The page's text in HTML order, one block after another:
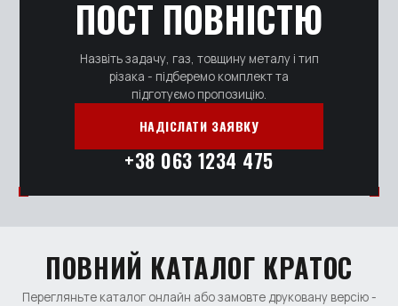
ПОСТ ПОВНІСТЮ
Назвіть задачу, газ, товщину металу і тип
різака - підберемо комплект та
підготуємо пропозицію.
НАДІСЛАТИ ЗАЯВКУ
+38 063 1234 475
ПОВНИЙ КАТАЛОГ КРАТОС
Перегляньте каталог онлайн або замовте друковану версію -